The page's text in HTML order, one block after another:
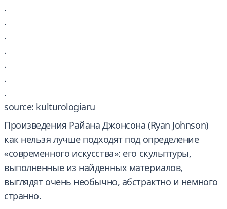
.
.
.
.
.
.
.
source: kulturologiaru
Произведения Райана Джонсона (Ryan Johnson)
как нельзя лучше подходят под определение
«современного искусства»: его скульптуры,
выполненные из найденных материалов,
выглядят очень необычно, абстрактно и немного
странно.